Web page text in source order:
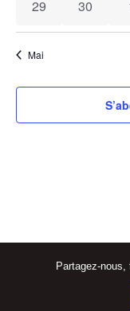
0 évènements
29 0
30
Mai
Partagez-